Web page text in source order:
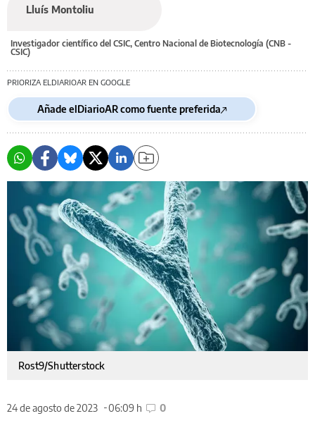
Lluís Montoliu
Investigador científico del CSIC, Centro Nacional de Biotecnología (CNB -
CSIC)
PRIORIZA ELDIARIOAR EN GOOGLE
Añade elDiarioAR como fuente preferida
Rost9/Shutterstock
24 de agosto de 2023 06:09 h 0